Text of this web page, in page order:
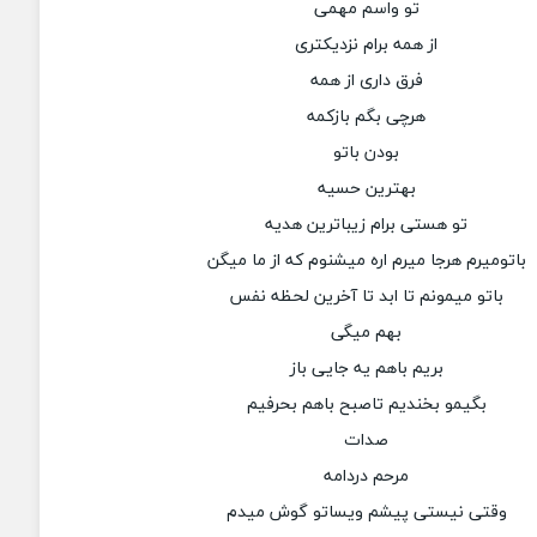
تو واسم مهمی
از همه برام نزدیکتری
فرق داری از همه
هرچی بگم بازکمه
بودن باتو
بهترین حسیه
تو هستی برام زیباترین هدیه
باتومیرم هرجا میرم اره میشنوم که از ما میگن
باتو میمونم تا ابد تا آخرین لحظه نفس
بهم میگی
بریم باهم یه جایی باز
بگیمو بخندیم تاصبح باهم بحرفیم
صدات
مرحم دردامه
وقتی نیستی پیشم ویساتو گوش میدم